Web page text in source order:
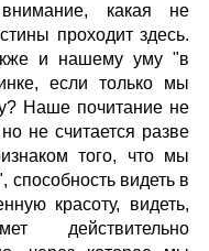
какая не
проходит здесь.
и нашему уму "в
если только мы
Наше почитание не
не считается разве
того, что мы
способность видеть в
красоту, видеть,
действительно